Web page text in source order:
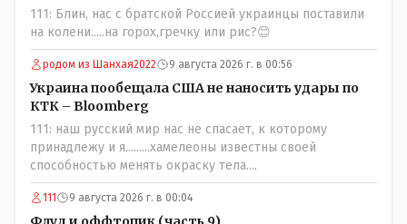
111: Блин, нас с братской Россией украинцы поставили
на колени.....на горох,гречку или рис?😊
родом из Шанхая2022 9 августа 2026 г. в 00:56
Украина пообещала США не наносить удары по
КТК – Bloomberg
111: наш русский мир нас не спасает, к которому
принадлежу и я.........хамелеоны известны своей
способностью менять окраску тела....
111 9 августа 2026 г. в 00:04